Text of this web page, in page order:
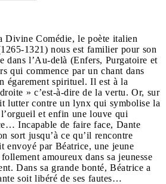
Divine Comédie, le poète italien
1321) nous est familier pour son
dans l’Au-delà (Enfers, Purgatoire et
qui commence par un chant dans
égarement spirituel. Il est à la
» c’est-à-dire de la vertu. Or, sur
lutter contre un lynx qui symbolise la
et enfin une louve qui
Incapable de faire face, Dante
sort jusqu’à ce qu’il rencontre
envoyé par Béatrice, une jeune
amoureux dans sa jeunesse
Dans sa grande bonté, Béatrice a
soit libéré de ses fautes…